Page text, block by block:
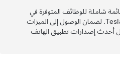
شاملة للوظائف المتوفرة في
تطبيق الهاتف المحمول من Tesla. لضمان الوصول إلى الميزات
إصدارات تطبيق الهاتف